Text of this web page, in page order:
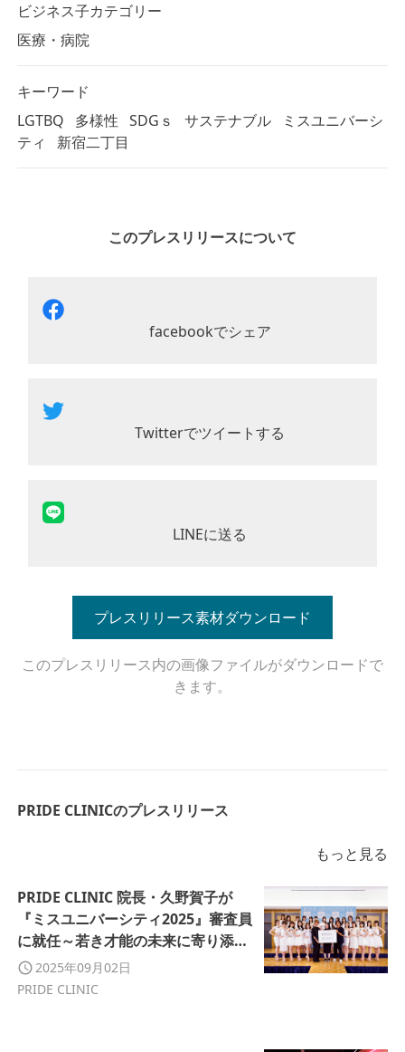
ビジネス子カテゴリー
医療・病院
キーワード
LGTBQ
多様性 SDGｓ サステナブル
ミスユニバーシ
ティ
新宿二丁目
このプレスリリースについて
facebookでシェア
Twitterでツイートする
LINEに送る
プレスリリース素材ダウンロード
このプレスリリース内の画像ファイルがダウンロードで
きます。
PRIDE CLINICのプレスリリース
もっと見る
PRIDE CLINIC 院長・久野賀子が
『ミスユニバーシティ2025』審査員
に就任～若き才能の未来に寄り添
い、多様性と個性を応援～
2025年09月02日
PRIDE CLINIC